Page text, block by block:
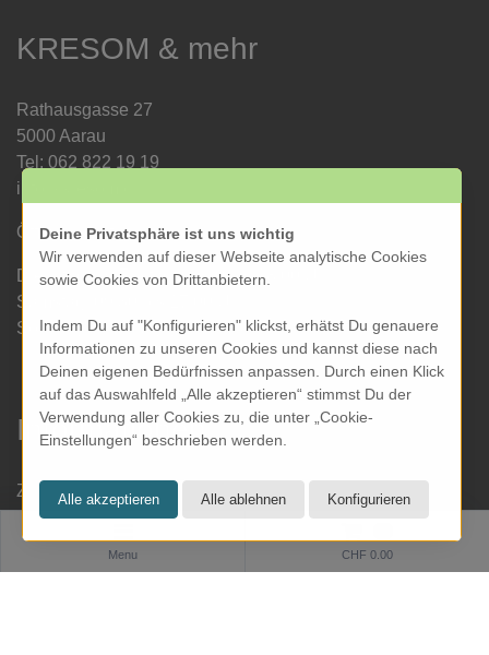
Menu CHF 0.00
KRESOM & mehr
Rathausgasse 27
5000 Aarau
Tel: 062 822 19 19
info@kresom.ch
Öffnungszeiten Laden:
Dienstag bis Freitag: 09.30 bis 18.00 Uhr
Samstag: 09.30 bis 17.00 Uhr
Sonntag & Montag geschlossen
Informationen
Zahlung und Versand
Datenschutz
AGB
Impressum
Deine Privatsphäre ist uns wichtig
Wir verwenden auf dieser Webseite analytische Cookies
sowie Cookies von Drittanbietern.
Indem Du auf "Konfigurieren" klickst, erhätst Du genauere
Informationen zu unseren Cookies und kannst diese nach
Deinen eigenen Bedürfnissen anpassen. Durch einen Klick
auf das Auswahlfeld „Alle akzeptieren“ stimmst Du der
Verwendung aller Cookies zu, die unter „Cookie-
Einstellungen“ beschrieben werden.